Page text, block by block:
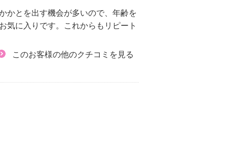
かとを出す機会が多いので、年齢を
気に入りです。これからもリピート
このお客様の他のクチコミを見る